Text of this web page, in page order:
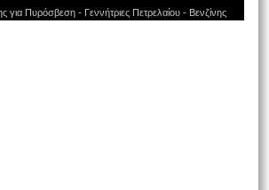
για Πυρόσβεση - Γεννήτριες Πετρελαίου - Βενζίνης